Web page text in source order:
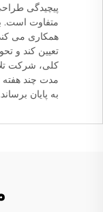
پیچیدگی
متفاوت است.
همکاری می کند
تعیین کند و
کلی، شرکت
مدت چند هفته
به پایان